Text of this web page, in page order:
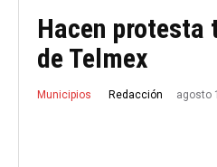
Hacen protesta
de Telmex
Municipios Redacción agosto